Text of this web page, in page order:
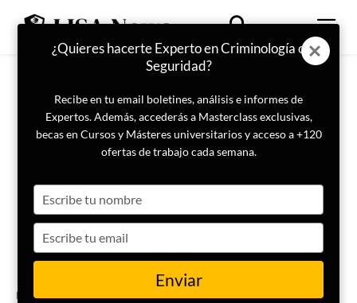
Portada Actualidad
¿Quieres hacerte Experto en Criminología o
Seguridad?
Recibe en tu email boletines, análisis e informes de
Expertos. Además, accederás a Masterclass exclusivas,
becas en Cursos y Másteres universitarios y acceso a +120
ofertas de trabajo cada semana.
your
name
your
email
Enviar